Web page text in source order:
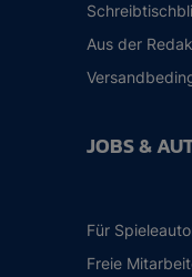
Aus der
JOBS &
Für
Freie